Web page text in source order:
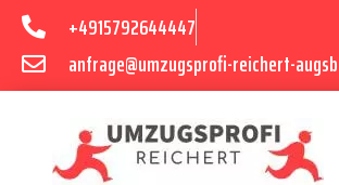
+4915792644447
anfrage@umzugsprofi-reichert-